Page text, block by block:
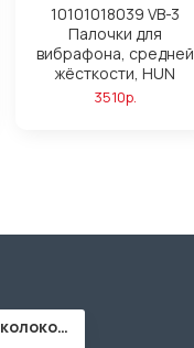
10101018039 VB-3
Палочки для
вибрафона, средней
жёсткости, HUN
3510р.
GG-2 Палочки для колокольчиков дюралевые, Grig